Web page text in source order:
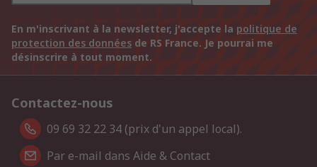
En m'inscrivant à la newsletter, j'accepte la politique de
protection des données de RS France. Je pourrai me
désinscrire à tout moment.
Contactez-nous
09 69 32 22 34 (prix d'un appel local).
Par e-mail dans Aide & Contact